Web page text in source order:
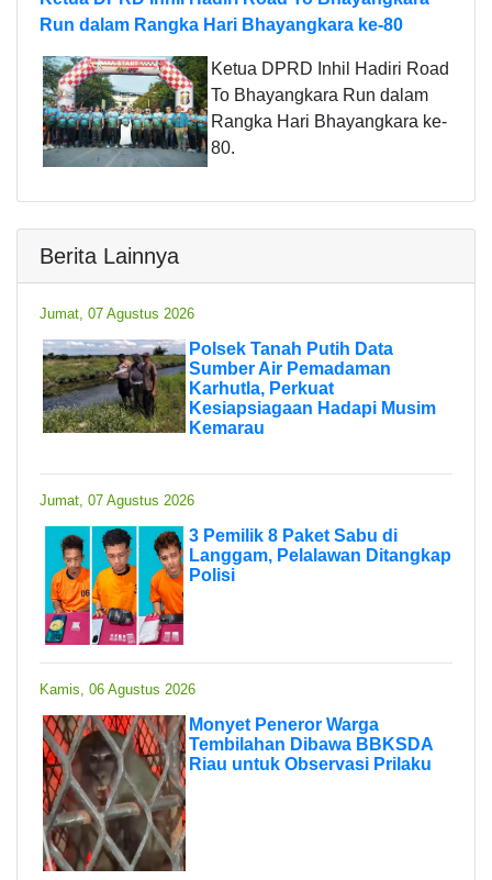
Run dalam Rangka Hari Bhayangkara ke-80
Ketua DPRD Inhil Hadiri Road
To Bhayangkara Run dalam
Rangka Hari Bhayangkara ke-
80.
Berita Lainnya
Jumat, 07 Agustus 2026
Polsek Tanah Putih Data
Sumber Air Pemadaman
Karhutla, Perkuat
Kesiapsiagaan Hadapi Musim
Kemarau
Jumat, 07 Agustus 2026
3 Pemilik 8 Paket Sabu di
Langgam, Pelalawan Ditangkap
Polisi
Kamis, 06 Agustus 2026
Monyet Peneror Warga
Tembilahan Dibawa BBKSDA
Riau untuk Observasi Prilaku